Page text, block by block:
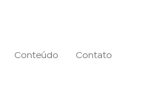
Conteúdo Contato